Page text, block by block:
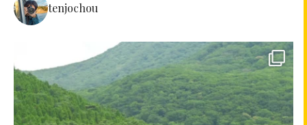
tenjochou